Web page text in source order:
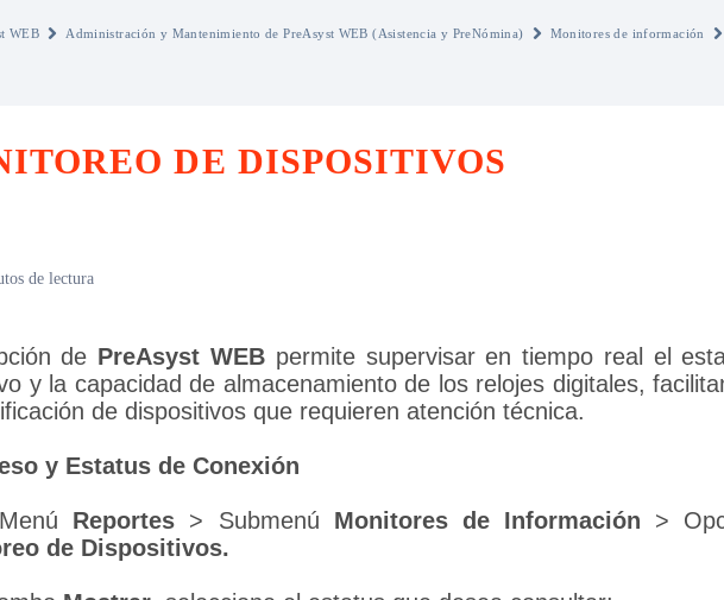
WEB Administración y Mantenimiento de PreAsyst WEB (Asistencia y PreNómina) Monitores de información
DE DISPOSITIVOS
de lectura
de PreAsyst WEB permite supervisar en tiempo real el
y la capacidad de almacenamiento de los relojes digitales,
de dispositivos que requieren atención técnica.
y Estatus de Conexión
Reportes > Submenú Monitores de Información >
de Dispositivos.